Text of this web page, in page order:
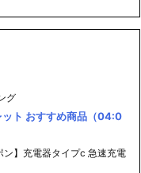
グ
ット おすすめ商品（04:0
】充電器タイプc 急速充電